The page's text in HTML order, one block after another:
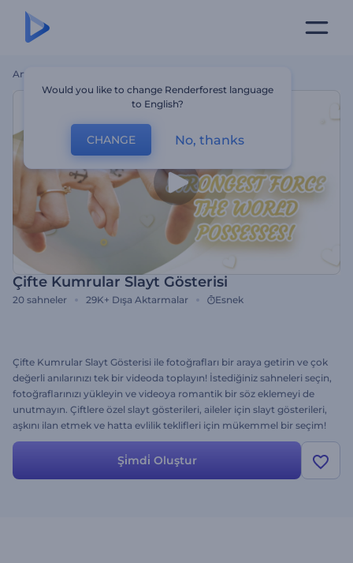
Ana Sayfa
Çifte Kumrular Slayt Gösterisi
20 sahneler 29K+ Dışa Aktarmalar Esnek
Çifte Kumrular Slayt Gösterisi ile fotoğrafları bir araya getirin ve çok
değerli anılarınızı tek bir videoda toplayın! İstediğiniz sahneleri seçin,
fotoğraflarınızı yükleyin ve videoya romantik bir söz eklemeyi de
unutmayın. Çiftlere özel slayt gösterileri, aileler için slayt gösterileri,
aşkını ilan etmek ve hatta evlilik teklifleri için mükemmel bir seçim!
Havadaki aşk kokusunu hissedin ve kendi aşk hikayenizi hemen
oluşturun. Üstelik ücretsiz!Şi̇mdi̇ Oluştur
Would you like to change Renderforest language
to English?
CHANGE No, thanks